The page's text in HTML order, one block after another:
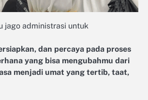
jago administrasi untuk
dan percaya pada proses
yang bisa mengubahmu dari
menjadi umat yang tertib, taat,